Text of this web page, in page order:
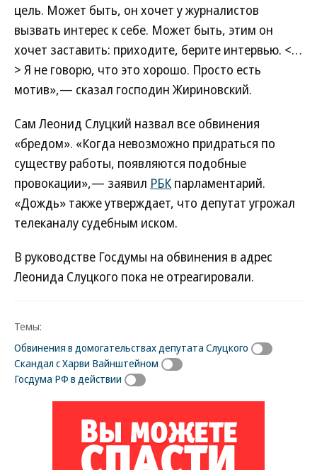
цель. Может быть, он хочет у журналистов
вызвать интерес к себе. Может быть, этим он
хочет заставить: приходите, берите интервью. <…
> Я не говорю, что это хорошо. Просто есть
мотив»,— сказал господин Жириновский.
Сам Леонид Слуцкий назвал все обвинения
«бредом». «Когда невозможно придраться по
существу работы, появляются подобные
провокации»,— заявил РБКпарламентарий.
«Дождь» также утверждает, что депутат угрожал
телеканалу судебным иском.
В руководстве Госдумы на обвинения в адрес
Леонида Слуцкого пока не отреагировали.
Темы:
Обвинения в домогательствах депутата Слуцкого
Скандал с Харви Вайнштейном
Госдума РФ в действии